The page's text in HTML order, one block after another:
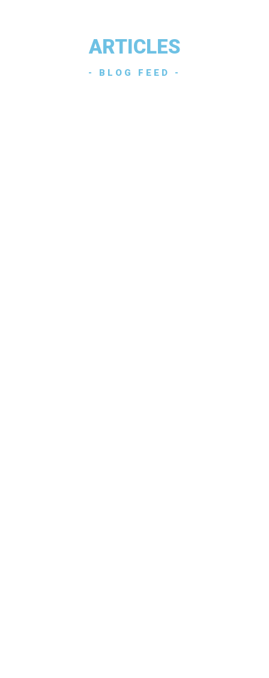
ARTICLES
- BLOG FEED -